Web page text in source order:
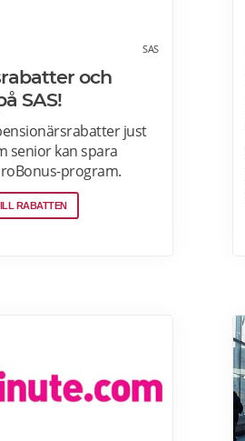
SAS
och
SAS!
just
senior kan spara
program.
allt från flygningar till
dem på nästa
RABATTEN